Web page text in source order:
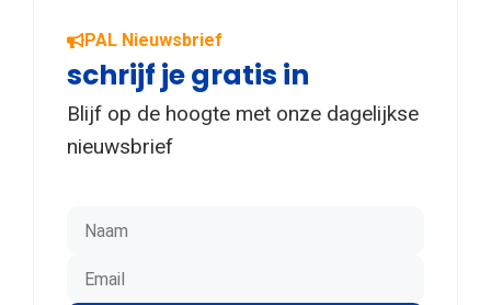
PAL Nieuwsbrief
schrijf je gratis in
Blijf op de hoogte met onze dagelijkse
nieuwsbrief